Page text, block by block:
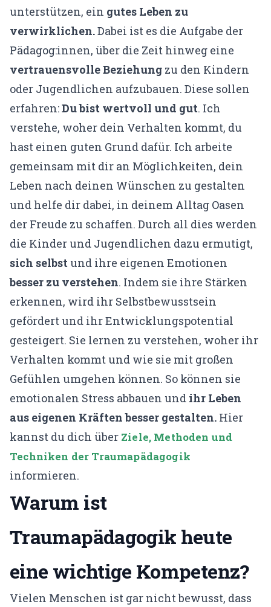
unterstützen, ein gutes Leben zu
verwirklichen.Dabei ist es die Aufgabe der
Pädagog:innen, über die Zeit hinweg eine
vertrauensvolle Beziehung zu den Kindern
oder Jugendlichen aufzubauen. Diese sollen
erfahren:Du bist wertvoll und gut. Ich
verstehe, woher dein Verhalten kommt, du
hast einen guten Grund dafür. Ich arbeite
gemeinsam mit dir an Möglichkeiten, dein
Leben nach deinen Wünschen zu gestalten
und helfe dir dabei, in deinem Alltag Oasen
der Freude zu schaffen. Durch all dies werden
die Kinder und Jugendlichen dazu ermutigt,
sich selbst und ihre eigenen Emotionen
besser zu verstehen. Indem sie ihre Stärken
erkennen, wird ihr Selbstbewusstsein
gefördert und ihr Entwicklungspotential
gesteigert. Sie lernen zu verstehen, woher ihr
Verhalten kommt und wie sie mit großen
Gefühlen umgehen können. So können sie
emotionalen Stress abbauen und ihr Leben
aus eigenen Kräften besser gestalten. Hier
kannst du dich über Ziele, Methoden und
Techniken der Traumapädagogik
informieren.
Warum ist
Traumapädagogik heute
eine wichtige Kompetenz?
Vielen Menschen ist gar nicht bewusst, dass